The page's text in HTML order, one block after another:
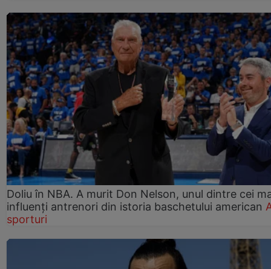
Doliu în NBA. A murit Don Nelson, unul dintre cei
influenți antrenori din istoria baschetului american
sporturi